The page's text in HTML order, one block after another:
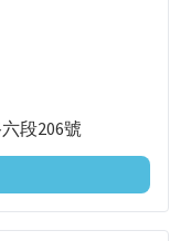
段206號